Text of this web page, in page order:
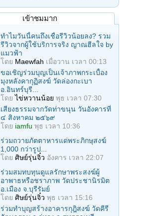
เข้าชมมาก
ทำไมวันนี้คนถึงเชื่อรีวิวน้อยลง? รวม
รีวิวจากผู้ใช้บริการจริง ญาณฮีลใจ by
แมวฟ้า
โดย Maewfah เมื่อวาน เวลา 00:13
ขอเชิญร่วมบุญเป็นเจ้าภาพกระเบื้อง
มุงหลังคากุฏิสงฆ์ วัดล่องกะเบา
อ.อินทร์บุรี...
โดยไข่หวานน้อย พุธ เวลา 07:30
เสียงธรรมจากวัดท่าขนุน วันอังคารที่
๔ สิงหาคม ๒๕๖๙
โดย iamfu พุธ เวลา 10:36
ร่วมถวายภัตตาหารแด่พระภิกษุสงฆ์
1,000 กว่ารูป...
โดย ศิษย์รุ่นจิ๋ว อังคาร เวลา 22:07
ร่วมสมทบทุนดูแลรักษาพระสงฆ์ผู้
อาพาธหรือชราภาพ วัดประชานิรมิต
อ.เมือง จ.บุรีรัมย์
โดย ศิษย์รุ่นจิ๋ว พุธ เวลา 15:16
ร่วมทำบุญสร้างอาคารกุฎิสงฆ์ วัดคีรี